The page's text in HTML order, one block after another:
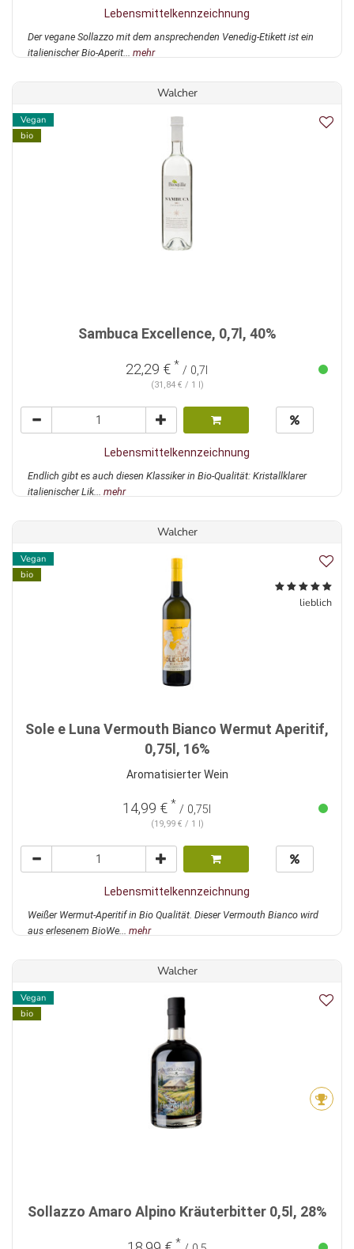
Lebensmittelkennzeichnung
Der vegane Sollazzo mit dem ansprechenden Venedig-Etikett ist ein
italienischer Bio-Aperit... mehr
Walcher
Vegan
bio
Sambuca Excellence, 0,7l, 40%
22,29 € * / 0,7l
(31,84 € / 1 l)
Lebensmittelkennzeichnung
Endlich gibt es auch diesen Klassiker in Bio-Qualität: Kristallklarer
italienischer Lik... mehr
Walcher
Vegan
bio
lieblich
Sole e Luna Vermouth Bianco Wermut Aperitif,
0,75l, 16%
Aromatisierter Wein
14,99 € * / 0,75l
(19,99 € / 1 l)
Lebensmittelkennzeichnung
Weißer Wermut-Aperitif in Bio Qualität. Dieser Vermouth Bianco wird
aus erlesenem BioWe... mehr
Walcher
Vegan
bio
Sollazzo Amaro Alpino Kräuterbitter 0,5l, 28%
*